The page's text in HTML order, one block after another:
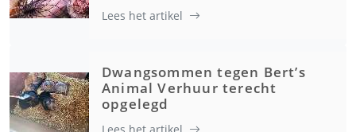
Lees het artikel
Dwangsommen tegen Bert’s
Animal Verhuur terecht
opgelegd